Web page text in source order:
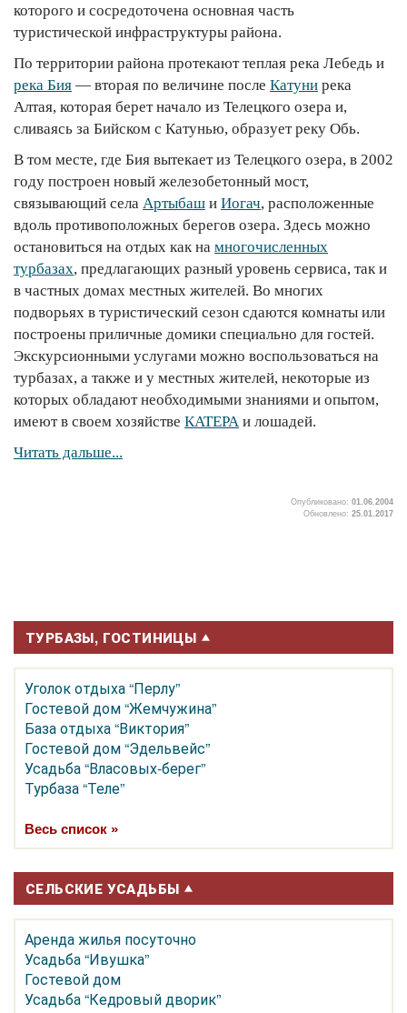
которого и сосредоточена основная часть
туристической инфраструктуры района.
По территории района протекают теплая река Лебедь и
река Бия — вторая по величине после Катуни река
Алтая, которая берет начало из Телецкого озера и,
сливаясь за Бийском с Катунью, образует реку Обь.
В том месте, где Бия вытекает из Телецкого озера, в 2002
году построен новый железобетонный мост,
связывающий села Артыбаш и Иогач, расположенные
вдоль противоположных берегов озера. Здесь можно
остановиться на отдых как на многочисленных
турбазах, предлагающих разный уровень сервиса, так и
в частных домах местных жителей. Во многих
подворьях в туристический сезон сдаются комнаты или
построены приличные домики специально для гостей.
Экскурсионными услугами можно воспользоваться на
турбазах, а также и у местных жителей, некоторые из
которых обладают необходимыми знаниями и опытом,
имеют в своем хозяйстве КАТЕРА и лошадей.
Читать дальше...
Опубликовано: 01.06.2004
Обновлено: 25.01.2017
ТУРБАЗЫ, ГОСТИНИЦЫ
Уголок отдыха “Перлу”
Гостевой дом “Жемчужина”
База отдыха “Виктория”
Гостевой дом “Эдельвейс”
Усадьба “Власовых-берег”
Турбаза “Теле”
Весь список »
СЕЛЬСКИЕ УСАДЬБЫ
Аренда жилья посуточно
Усадьба “Ивушка”
Гостевой дом
Усадьба “Кедровый дворик”